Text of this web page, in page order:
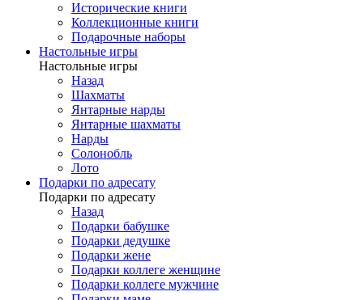
Исторические книги
Коллекционные книги
Подарочные наборы
Настольные игры
Настольные игры
Назад
Шахматы
Янтарные нарды
Янтарные шахматы
Нарды
Солонобль
Лото
Подарки по адресату
Подарки по адресату
Назад
Подарки бабушке
Подарки дедушке
Подарки жене
Подарки коллеге женщине
Подарки коллеге мужчине